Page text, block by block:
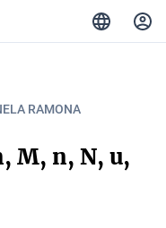
RAMONA
M, n, N, u,